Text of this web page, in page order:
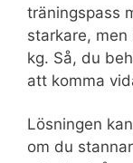
träningspass
starkare,
kg. Så, du
att komma
Lösningen
om du